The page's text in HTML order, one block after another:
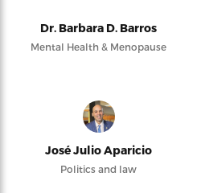
Dr. Barbara D. Barros
Mental Health & Menopause
José Julio Aparicio
Politics and law